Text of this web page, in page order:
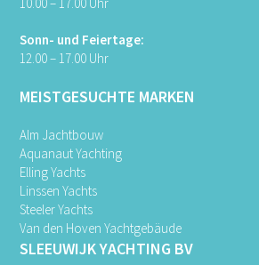
Sonn- und Feiertage:
12.00 – 17.00 Uhr
MEISTGESUCHTE MARKEN
Alm Jachtbouw
Aquanaut Yachting
Elling Yachts
Linssen Yachts
Steeler Yachts
Van den Hoven Yachtgebäude
SLEEUWIJK YACHTING BV